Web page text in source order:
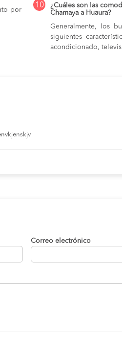
por
10
¿Cuáles son las
Chamaya a Huaura?
Generalmente, los
siguientes
acondicionado,
Correo electrónico